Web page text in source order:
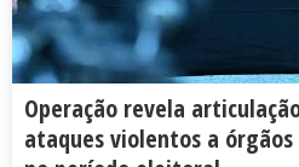
Operação revela
ataques violentos a